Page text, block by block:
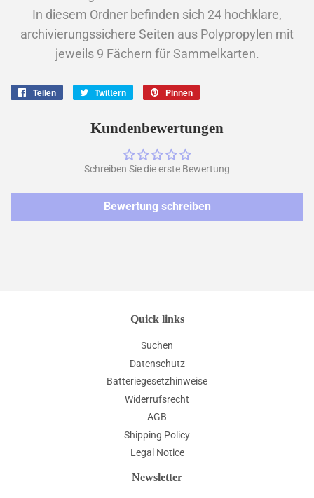
In diesem Ordner befinden sich 24 hochklare,
archivierungssichere Seiten aus Polypropylen mit
jeweils 9 Fächern für Sammelkarten.
Teilen Twittern
twittern
Pinnen
pinnen
Kundenbewertungen
Schreiben Sie die erste Bewertung
Bewertung schreiben
Quick links
Suchen
Datenschutz
Batteriegesetzhinweise
Widerrufsrecht
AGB
Shipping Policy
Legal Notice
Newsletter